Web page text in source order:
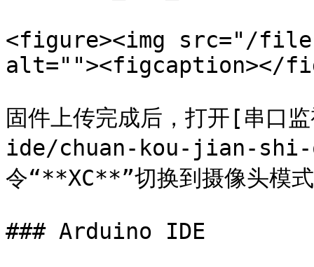
<figure><img src="/files/
alt=""><figcaption></
固件上传完成后，打开[串
ide/chuan-kou-jian-shi-
令“**XC**”切换到摄像头模
### Arduino IDE